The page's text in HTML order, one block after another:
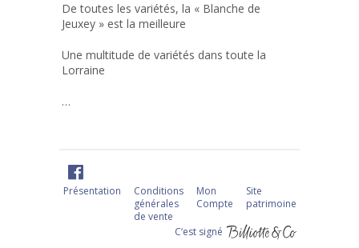
De toutes les variétés, la « Blanche de
Jeuxey » est la meilleure
Une multitude de variétés dans toute la
Lorraine
…
Présentation
Conditions
générales
de vente
Mon
Compte
Site
patrimoine
C‘est signé